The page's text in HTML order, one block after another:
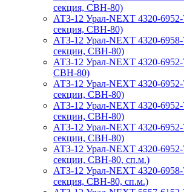
секция, СВН-80)
АТЗ-12 Урал-NEXT 4320-6952-
секция, СВН-80)
АТЗ-12 Урал-NEXT 4320-
секции, СВН-80)
АТЗ-12 Урал-NEXT 4320-
СВН-80)
АТЗ-12 Урал-NEXT 4320-
секции, СВН-80)
АТЗ-12 Урал-NEXT 4320-
секции, СВН-80)
АТЗ-12 Урал-NEXT 4320-
секции, СВН-80)
АТЗ-12 Урал-NEXT 4320-
секции, СВН-80, сп.м.)
АТЗ-12 Урал-NEXT 4320-
секция, СВН-80, сп.м.)